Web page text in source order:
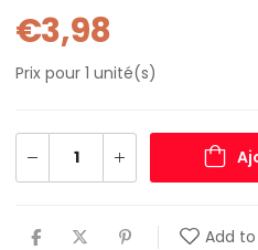
€3,98
Prix pour 1 unité(s)
Add